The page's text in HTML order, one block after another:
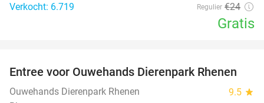
Verkocht: 6.719
Regulier €24
Gratis
19%
Entree voor Ouwehands Dierenpark Rhenen
Ouwehands Dierenpark Rhenen 9.5 star